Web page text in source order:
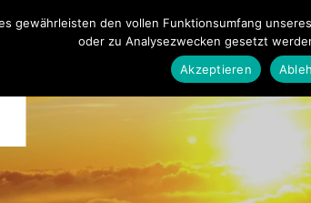
gewährleisten den vollen Funktionsumfang
oder zu Analysezwecken gesetzt
Akzeptieren